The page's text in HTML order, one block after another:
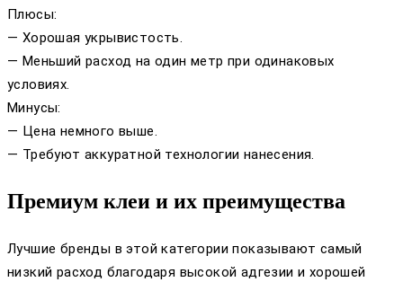
Плюсы:
— Хорошая укрывистость.
— Меньший расход на один метр при одинаковых
условиях.
Минусы:
— Цена немного выше.
— Требуют аккуратной технологии нанесения.
Премиум клеи и их преимущества
Лучшие бренды в этой категории показывают самый
низкий расход благодаря высокой адгезии и хорошей